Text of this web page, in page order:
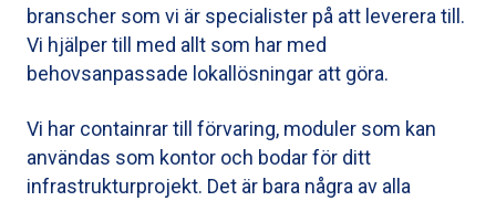
branscher som vi är specialister på att leverera till.
Vi hjälper till med allt som har med
behovsanpassade lokallösningar att göra.
Vi har containrar till förvaring, moduler som kan
användas som kontor och bodar för ditt
infrastrukturprojekt. Det är bara några av alla